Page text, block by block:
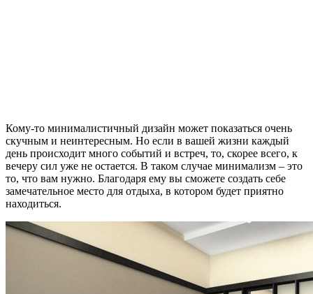
Кому-то минималистичный дизайн может показаться очень
скучным и неинтересным. Но если в вашей жизни каждый
день происходит много событий и встреч, то, скорее всего, к
вечеру сил уже не остается. В таком случае минимализм – это
то, что вам нужно. Благодаря ему вы сможете создать себе
замечательное место для отдыха, в котором будет приятно
находиться.